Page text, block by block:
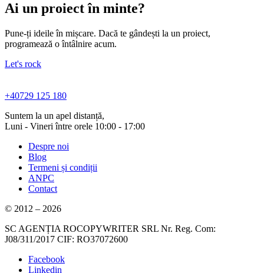
Ai un proiect în minte?
Pune-ți ideile în mișcare. Dacă te gândești la un proiect,
programează o întâlnire acum.
Let's rock
+40729 125 180
Suntem la un apel distanță,
Luni - Vineri între orele 10:00 - 17:00
Despre noi
Blog
Termeni și condiții
ANPC
Contact
© 2012 – 2026
SC AGENȚIA ROCOPYWRITER SRL Nr. Reg. Com:
J08/311/2017 CIF: RO37072600
Facebook
Linkedin